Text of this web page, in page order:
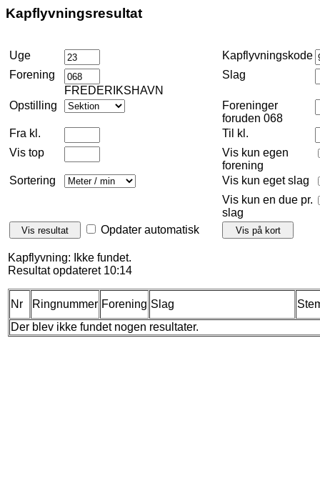
Kapflyvningsresultat
Uge
Kapflyvningskode
Forening
FREDERIKSHAVN
Slag
Opstilling
Foreninger
foruden 068
Fra kl.
Til kl.
Vis top
Vis kun egen
forening
Sortering
Vis kun eget slag
Vis kun en due pr.
slag
Opdater automatisk
Kapflyvning: Ikke fundet.
Resultat opdateret 10:14
Nr Ringnummer Forening Slag
Der blev ikke fundet nogen resultater.